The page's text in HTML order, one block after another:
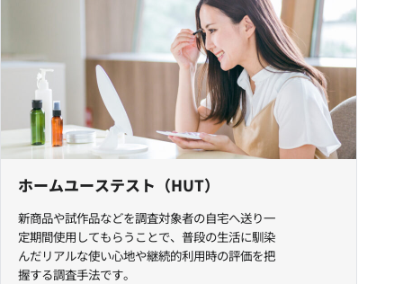
ホームユーステスト（HUT）
新商品や試作品などを調査対象者の自宅へ送り一
定期間使用してもらうことで、普段の生活に馴染
んだリアルな使い心地や継続的利用時の評価を把
握する調査手法です。